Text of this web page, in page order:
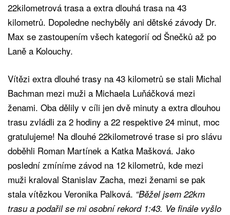
22kilometrová trasa a extra dlouhá trasa na 43
kilometrů. Dopoledne nechyběly ani dětské závody Dr.
Max se zastoupením všech kategorií od Šnečků až po
Laně a Kolouchy.
Vítězi extra dlouhé trasy na 43 kilometrů se stali Michal
Bachman mezi muži a Michaela Luňáčková mezi
ženami. Oba dělily v cíli jen dvě minuty a extra dlouhou
trasu zvládli za 2 hodiny a 22 respektive 24 minut, moc
gratulujeme! Na dlouhé 22kilometrové trase si pro slávu
doběhli Roman Martínek a Katka Mašková. Jako
poslední zmíníme závod na 12 kilometrů, kde mezi
muži kraloval Stanislav Zacha, mezi ženami se pak
stala vítězkou Veronika Palková. “Běžel jsem 22km
trasu a podařil se mi osobní rekord 1:43. Ve finále vyšlo